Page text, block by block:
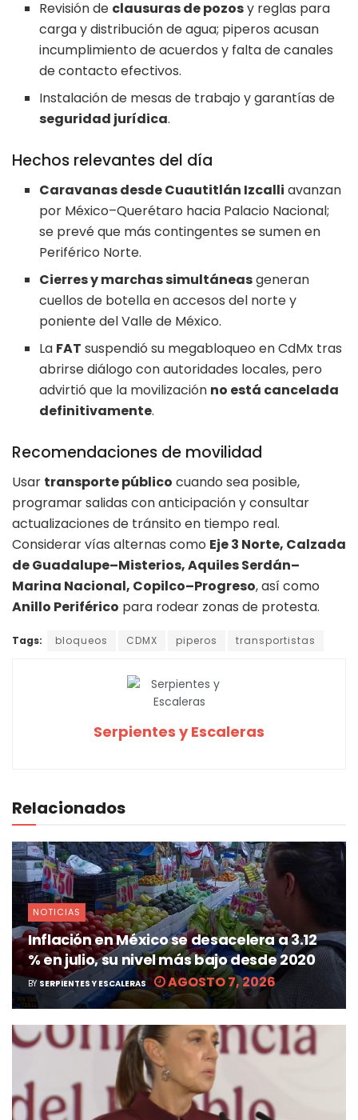
Revisión de clausuras de pozosy reglas para
carga y distribución de agua; piperos acusan
incumplimiento de acuerdos y falta de canales
de contacto efectivos.
Instalación de mesas de trabajo y garantías de
seguridad jurídica.
Hechos relevantes del día
Caravanas desde Cuautitlán Izcalli avanzan
por México–Querétaro hacia Palacio Nacional;
se prevé que más contingentes se sumen en
Periférico Norte.
Cierres y marchas simultáneasgeneran
cuellos de botella en accesos del norte y
poniente del Valle de México.
La FAT suspendió su megabloqueo en CdMx tras
abrirse diálogo con autoridades locales, pero
advirtió que la movilización no está cancelada
definitivamente.
Recomendaciones de movilidad
Usar transporte público cuando sea posible,
programar salidas con anticipación y consultar
actualizaciones de tránsito en tiempo real.
Considerar vías alternas como Eje 3 Norte, Calzada
de Guadalupe–Misterios, Aquiles Serdán–
Marina Nacional, Copilco–Progreso, así como
Anillo Periférico para rodear zonas de protesta.
Tags: bloqueos CDMX piperos transportistas
Serpientes y Escaleras
Relacionados
NOTICIAS
Inflación en México se desacelera a 3.12
% en julio, su nivel más bajo desde 2020
BY SERPIENTES Y ESCALERAS AGOSTO 7, 2026